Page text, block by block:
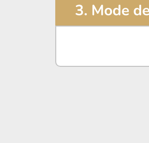
3. Mode